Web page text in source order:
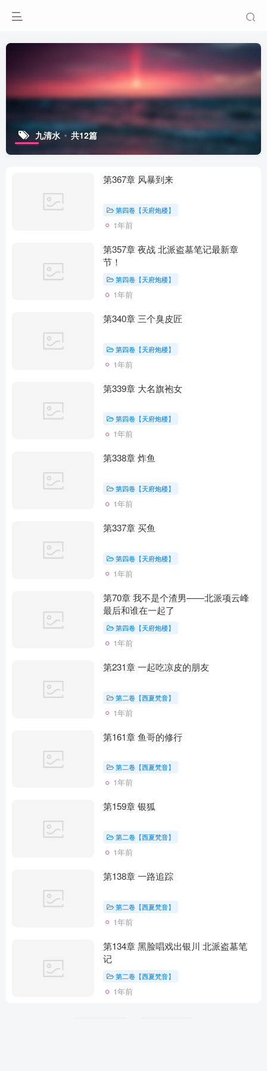
九清水 共12篇
第367章 风暴到来
第四卷【天府炮楼】
1年前
第357章 夜战 北派盗墓笔记最新章
节！
第四卷【天府炮楼】
1年前
第340章 三个臭皮匠
第四卷【天府炮楼】
1年前
第339章 大名旗袍女
第四卷【天府炮楼】
1年前
第338章 炸鱼
第四卷【天府炮楼】
1年前
第337章 买鱼
第四卷【天府炮楼】
1年前
第70章 我不是个渣男——北派项云峰
最后和谁在一起了
第四卷【天府炮楼】
1年前
第231章 一起吃凉皮的朋友
第二卷【西夏梵音】
1年前
第161章 鱼哥的修行
第二卷【西夏梵音】
1年前
第159章 银狐
第二卷【西夏梵音】
1年前
第138章 一路追踪
第二卷【西夏梵音】
1年前
第134章 黑脸唱戏出银川 北派盗墓笔
记
第二卷【西夏梵音】
1年前